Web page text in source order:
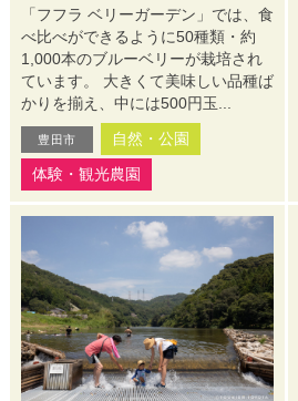
「フフラ ベリーガーデン」では、食
べ比べができるように50種類・約
1,000本のブルーベリーが栽培され
ています。 大きくて美味しい品種ば
かりを揃え、中には500円玉...
豊田市
自然・公園
体験・観光農園